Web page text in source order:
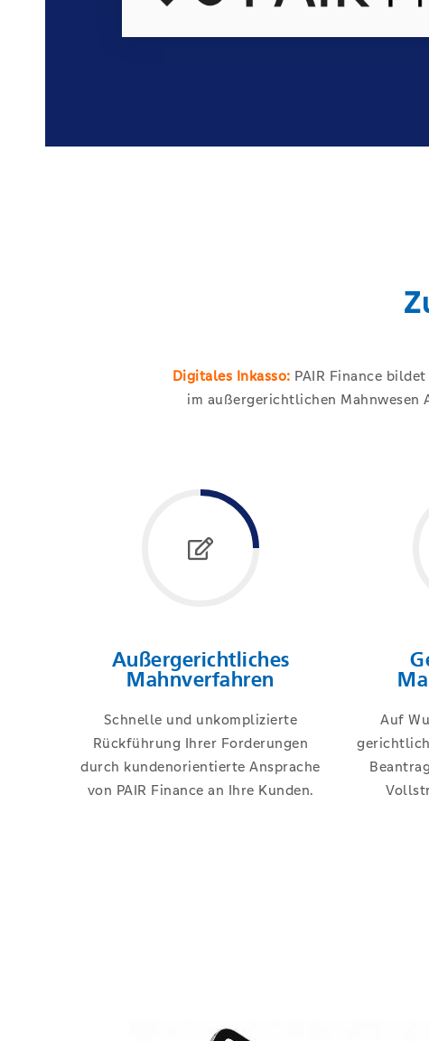
Digitales Inkasso: PAIR Finance
im außergerichtlichen
Außergerichtliches
Mahnverfahren
Schnelle und unkomplizierte
Rückführung Ihrer Forderungen
durch kundenorientierte Ansprache
von PAIR Finance an Ihre Kunden.
Auf